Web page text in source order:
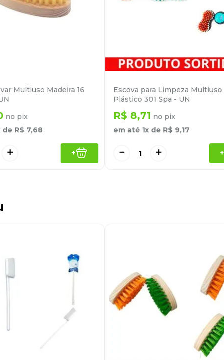
Multiuso Madeira 16
no pix
de R$ 7,68
＋ +
Escova para Limpeza Multiuso
Plástico 301 Spa - UN
R$ 8,71 no pix
em até 1x de R$ 9,17
＋
－ +